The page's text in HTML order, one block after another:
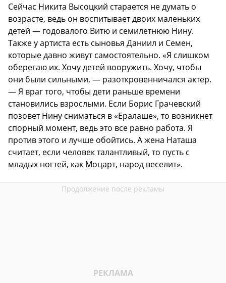
Сейчас Никита Высоцкий старается не думать о
возрасте, ведь он воспитывает двоих маленьких
детей — годовалого Витю и семилетнюю Нину.
Также у артиста есть сыновья Даниил и Семен,
которые давно живут самостоятельно. «Я слишком
оберегаю их. Хочу детей вооружить. Хочу, чтобы
они были сильными, — разоткровенничался актер.
— Я враг того, чтобы дети раньше времени
становились взрослыми. Если Борис Грачевский
позовет Нину сниматься в «Ералаше», то возникнет
спорный момент, ведь это все равно работа. Я
против этого и лучше обойтись. А жена Наташа
считает, если человек талантливый, то пусть с
младых ногтей, как Моцарт, народ веселит».